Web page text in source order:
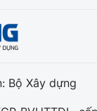
Bộ Xây dựng